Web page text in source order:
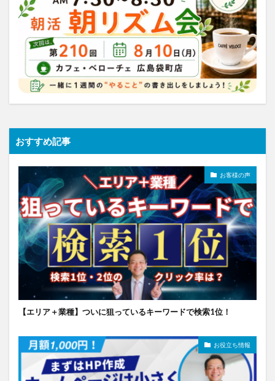
おすすめ記事
お客様の声
【エリア＋業種】ついに狙っているキーワードで検索1位！
お役立ち情報